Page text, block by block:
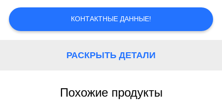
КАРТА
САЙТА
КОНТАКТНЫЕ ДАННЫЕ!
РАСКРЫТЬ ДЕТАЛИ
Похожие продукты